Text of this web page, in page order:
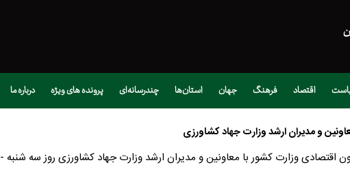
اقتصاد فرهنگ جهان استان‌ها چندرسانه‌ای پرونده های ویژه درباره ما
و مدیران ارشد وزارت جهاد کشاورزی
کشور با معاونین و مدیران ارشد وزارت جهاد کشاورزی روز سه شنبه -12 خرداد ماه در محل وزارتخانه برگزار شد .